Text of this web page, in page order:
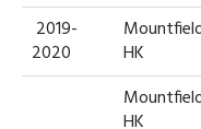
2019-
2020
HK
HK